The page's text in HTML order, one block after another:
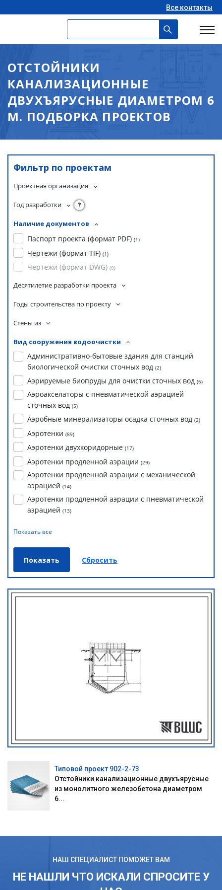
Все контакты
ОТСТОЙНИКИ
КАНАЛИЗАЦИОННЫЕ
ДВУХЪЯРУСНЫЕ ДИАМЕТРОМ 6
М. ПОДБОРКА ПРОЕКТОВ
Фильтр по проектам
Проектная организация
Год разработки ?
Наличие документов
Паспорт проекта (формат PDF) (1)
Чертежи (формат TIF) (1)
Чертежи (формат DWG) (0)
Десятилетие разработки проекта
Годы строительства по проекту
Стены из
Вид сооружения водоочистки
Административно-бытовые здания для станций
биологической очистки сточных вод (2)
Аэрируемые биопруды для очистки сточных вод (6)
Аэроакселаторы с пневматической аэрацией
сточных вод (5)
Аэробные минерализаторы осадка сточных вод (2)
Аэротенки (89)
Аэротенки двухкоридорные (17)
Аэротенки продленной аэрации (29)
Аэротенки продленной аэрации с механической
аэрацией (14)
Аэротенки продленной аэрации с пневматической
аэрацией (13)
Показать все
Типовой проект 902-2-73
Отстойники канализационные двухъярусные
из монолитного железобетона диаметром
6...
НАШ СПЕЦИАЛИСТ ПОМОЖЕТ ВАМ
НЕ НАШЛИ ЧТО ИСКАЛИ СПРОСИТЕ У